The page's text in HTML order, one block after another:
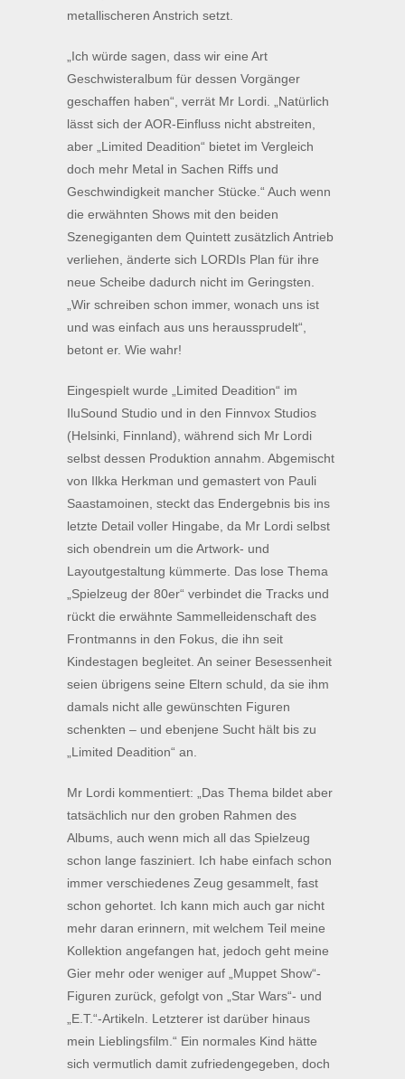
metallischeren Anstrich setzt.
„Ich würde sagen, dass wir eine Art
Geschwisteralbum für dessen Vorgänger
geschaffen haben“, verrät Mr Lordi. „Natürlich
lässt sich der AOR-Einfluss nicht abstreiten,
aber „Limited Deadition“ bietet im Vergleich
doch mehr Metal in Sachen Riffs und
Geschwindigkeit mancher Stücke.“ Auch wenn
die erwähnten Shows mit den beiden
Szenegiganten dem Quintett zusätzlich Antrieb
verliehen, änderte sich LORDIs Plan für ihre
neue Scheibe dadurch nicht im Geringsten.
„Wir schreiben schon immer, wonach uns ist
und was einfach aus uns heraussprudelt“,
betont er. Wie wahr!
Eingespielt wurde „Limited Deadition“ im
IluSound Studio und in den Finnvox Studios
(Helsinki, Finnland), während sich Mr Lordi
selbst dessen Produktion annahm. Abgemischt
von Ilkka Herkman und gemastert von Pauli
Saastamoinen, steckt das Endergebnis bis ins
letzte Detail voller Hingabe, da Mr Lordi selbst
sich obendrein um die Artwork- und
Layoutgestaltung kümmerte. Das lose Thema
„Spielzeug der 80er“ verbindet die Tracks und
rückt die erwähnte Sammelleidenschaft des
Frontmanns in den Fokus, die ihn seit
Kindestagen begleitet. An seiner Besessenheit
seien übrigens seine Eltern schuld, da sie ihm
damals nicht alle gewünschten Figuren
schenkten – und ebenjene Sucht hält bis zu
„Limited Deadition“ an.
Mr Lordi kommentiert: „Das Thema bildet aber
tatsächlich nur den groben Rahmen des
Albums, auch wenn mich all das Spielzeug
schon lange fasziniert. Ich habe einfach schon
immer verschiedenes Zeug gesammelt, fast
schon gehortet. Ich kann mich auch gar nicht
mehr daran erinnern, mit welchem Teil meine
Kollektion angefangen hat, jedoch geht meine
Gier mehr oder weniger auf „Muppet Show“-
Figuren zurück, gefolgt von „Star Wars“- und
„E.T.“-Artikeln. Letzterer ist darüber hinaus
mein Lieblingsfilm.“ Ein normales Kind hätte
sich vermutlich damit zufriedengegeben, doch